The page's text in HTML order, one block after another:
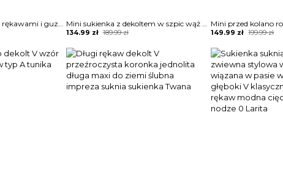
Sukienka z bufiastymi rękawami i guzikami przodu Terttu Mini sukienka z dekoltem w szpic wąż Jene
189.99zł
Original
was:
189.99 zł.
134.99 zł
Current
is:
134.99 zł.
199.99zł
Original
was:
199.99 zł.
149.99 zł
Current
is:
149.99 zł.